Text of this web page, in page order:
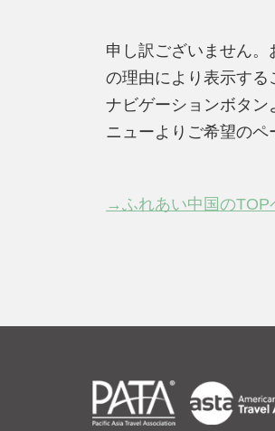
申し訳ございません
の理由により表示する
ナビゲーションボタン
ニューよりご希望のペ
→ふれあい中国のTOP